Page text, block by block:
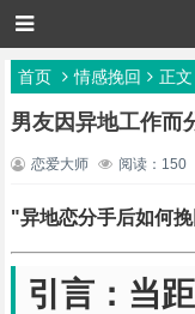
首页 情感挽回 正文
男友因异地工作而
恋爱大师 阅读：150
"异地恋分手后如何
引言：当